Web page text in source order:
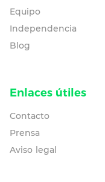
Equipo
Independencia
Blog
Enlaces útiles
Contacto
Prensa
Aviso legal